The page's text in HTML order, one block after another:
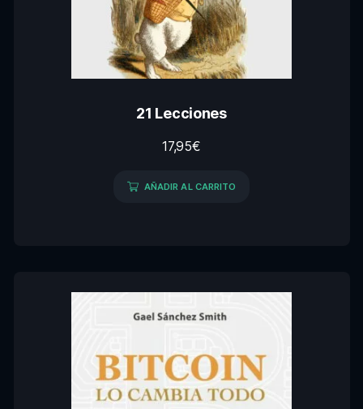
21 Lecciones
17,95€
AÑADIR AL CARRITO